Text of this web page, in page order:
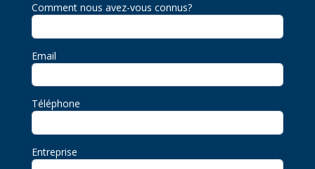
Comment nous avez-vous connus?
Email
Téléphone
Entreprise